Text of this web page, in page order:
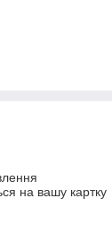
на вашу картку